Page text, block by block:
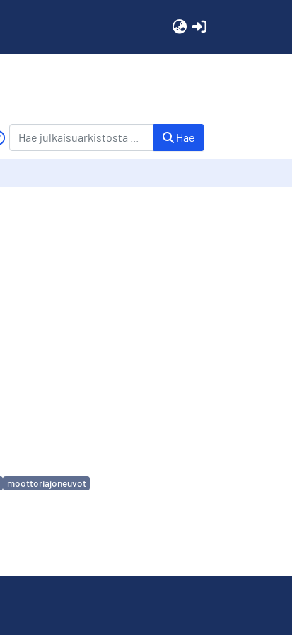
Hae
moottoriajoneuvot